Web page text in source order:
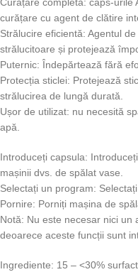
Curățare completă: caps-urile
curățare cu agent de clătire
Strălucire eficientă: Agentul
strălucitoare și protejează
Puternic: Îndepărtează fără
Protecția sticlei: Protejează
strălucirea de lungă durată.
Ușor de utilizat: nu necesită
apă.
Introduceți capsula:
mașinii dvs. de spălat vase.
Selectați un program:
Pornire: Porniți mașina de
Notă: Nu este necesar nici un
deoarece aceste funcții sunt
Ingrediente: 15 – <30%